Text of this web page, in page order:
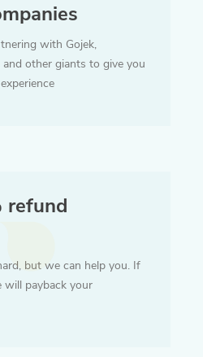
with Gojek,
and other giants to give you
refund
but we can help you. If
will payback your